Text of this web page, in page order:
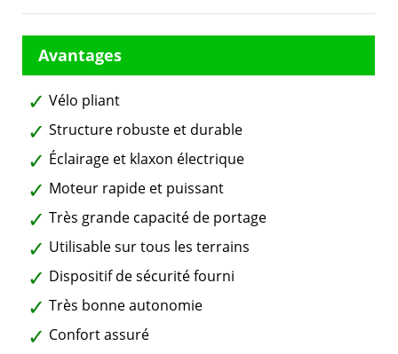
Vélo pliant
Structure robuste et durable
Éclairage et klaxon électrique
Moteur rapide et puissant
Très grande capacité de portage
Utilisable sur tous les terrains
Dispositif de sécurité fourni
Très bonne autonomie
Confort assuré